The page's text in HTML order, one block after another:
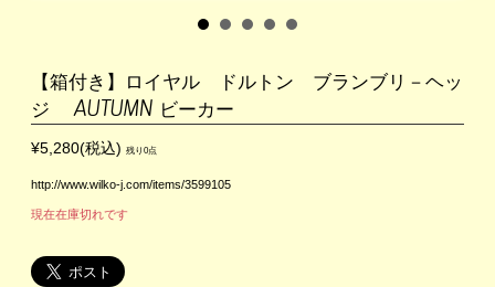
【箱付き】ロイヤル ドルトン ブランブリ－ヘッ
ジ AUTUMN ビーカー
¥5,280(税込) 残り0点
http://www.wilko-j.com/items/3599105
現在在庫切れです